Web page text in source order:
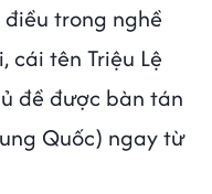
trong nghề
cái tên Triệu Lệ
đề được bàn tán
Quốc) ngay từ